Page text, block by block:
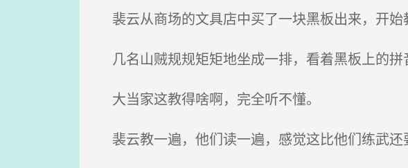
裴云从商场的文具店中买了一块黑板出来，开始
几名山贼规规矩矩地坐成一排，看着黑板上的拼
大当家这教得啥啊，完全听不懂。
裴云教一遍，他们读一遍，感觉这比他们练武还